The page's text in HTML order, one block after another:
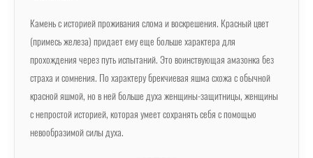
Камень с историей проживания слома и воскрешения. Красный цвет
(примесь железа) придает ему еще больше характера для
прохождения через путь испытаний. Это воинствующая амазонка без
страха и сомнения. По характеру брекчиевая яшма схожа с обычной
красной яшмой, но в ней больше духа женщины-защитницы, женщины
с непростой историей, которая умеет сохранять себя с помощью
невообразимой силы духа.